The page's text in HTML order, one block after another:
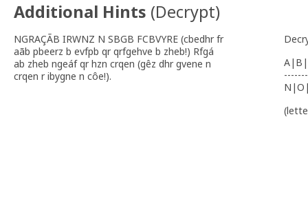
Additional Hints (Decrypt)
NGRAÇÃB IRWNZ N SBGB FCBVYRE (cbedhr fr
aãb pbeerz b evfpb qr qrfgehve b zheb!) Rfgá
ab zheb ngeáf qr hzn crqen (gêz dhr gvene n
crqen r ibygne n côe!).